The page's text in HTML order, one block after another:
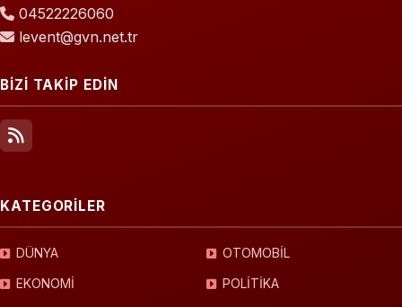
04522226060
levent@gvn.net.tr
BİZİ TAKİP EDİN
KATEGORİLER
DÜNYA
EKONOMİ
OTOMOBİL
POLİTİKA